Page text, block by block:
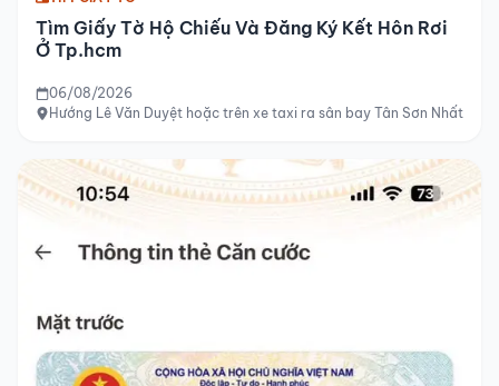
Tìm Giấy Tờ Hộ Chiếu Và Đăng Ký Kết Hôn Rơi
Ở Tp.hcm
06/08/2026
Hướng Lê Văn Duyệt hoặc trên xe taxi ra sân bay Tân Sơn Nhất